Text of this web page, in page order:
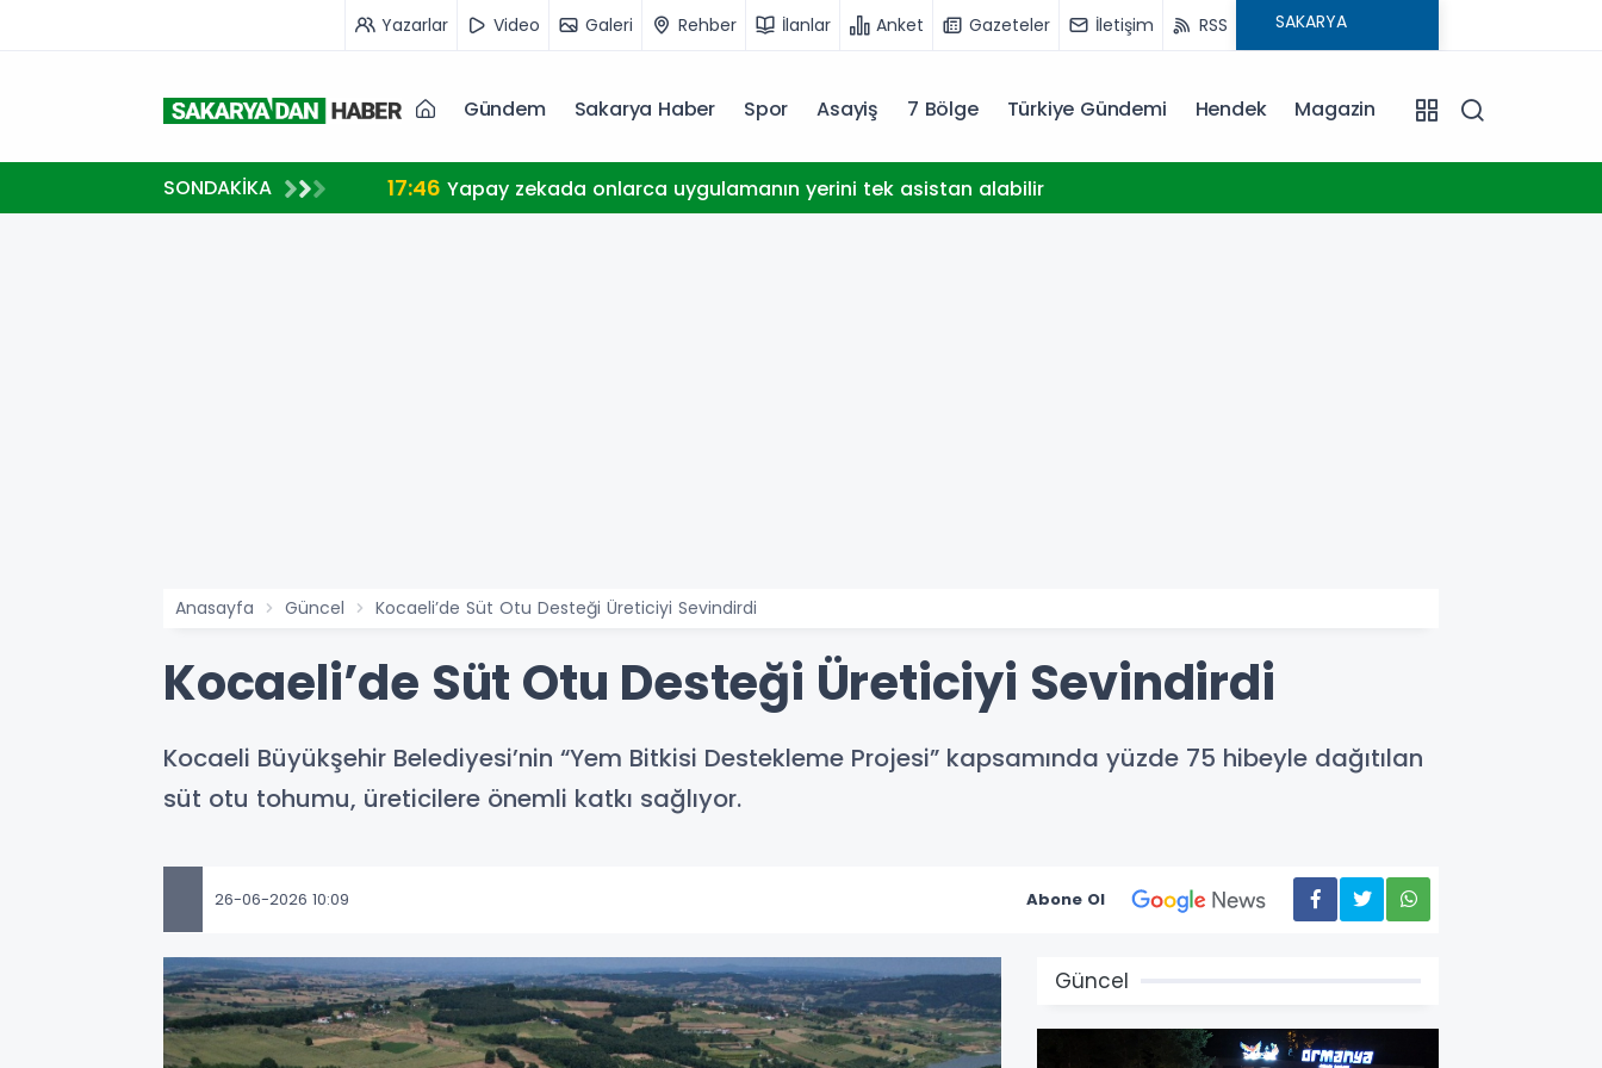
Yazarlar Video Galeri Rehber İlanlar Anket Gazeteler İletişim RSS
Gündem Sakarya Haber Spor Asayiş 7 Bölge Türkiye Gündemi Hendek Magazin
SONDAKİKA 17:46 Yapay zekada onlarca uygulamanın yerini tek asistan alabilir
Anasayfa Güncel Kocaeli’de Süt Otu Desteği Üreticiyi Sevindirdi
Kocaeli’de Süt Otu Desteği Üreticiyi Sevindirdi
Kocaeli Büyükşehir Belediyesi’nin “Yem Bitkisi Destekleme Projesi” kapsamında yüzde 75 hibeyle dağıtılan
süt otu tohumu, üreticilere önemli katkı sağlıyor.
26-06-2026 10:09 Abone Ol
Güncel